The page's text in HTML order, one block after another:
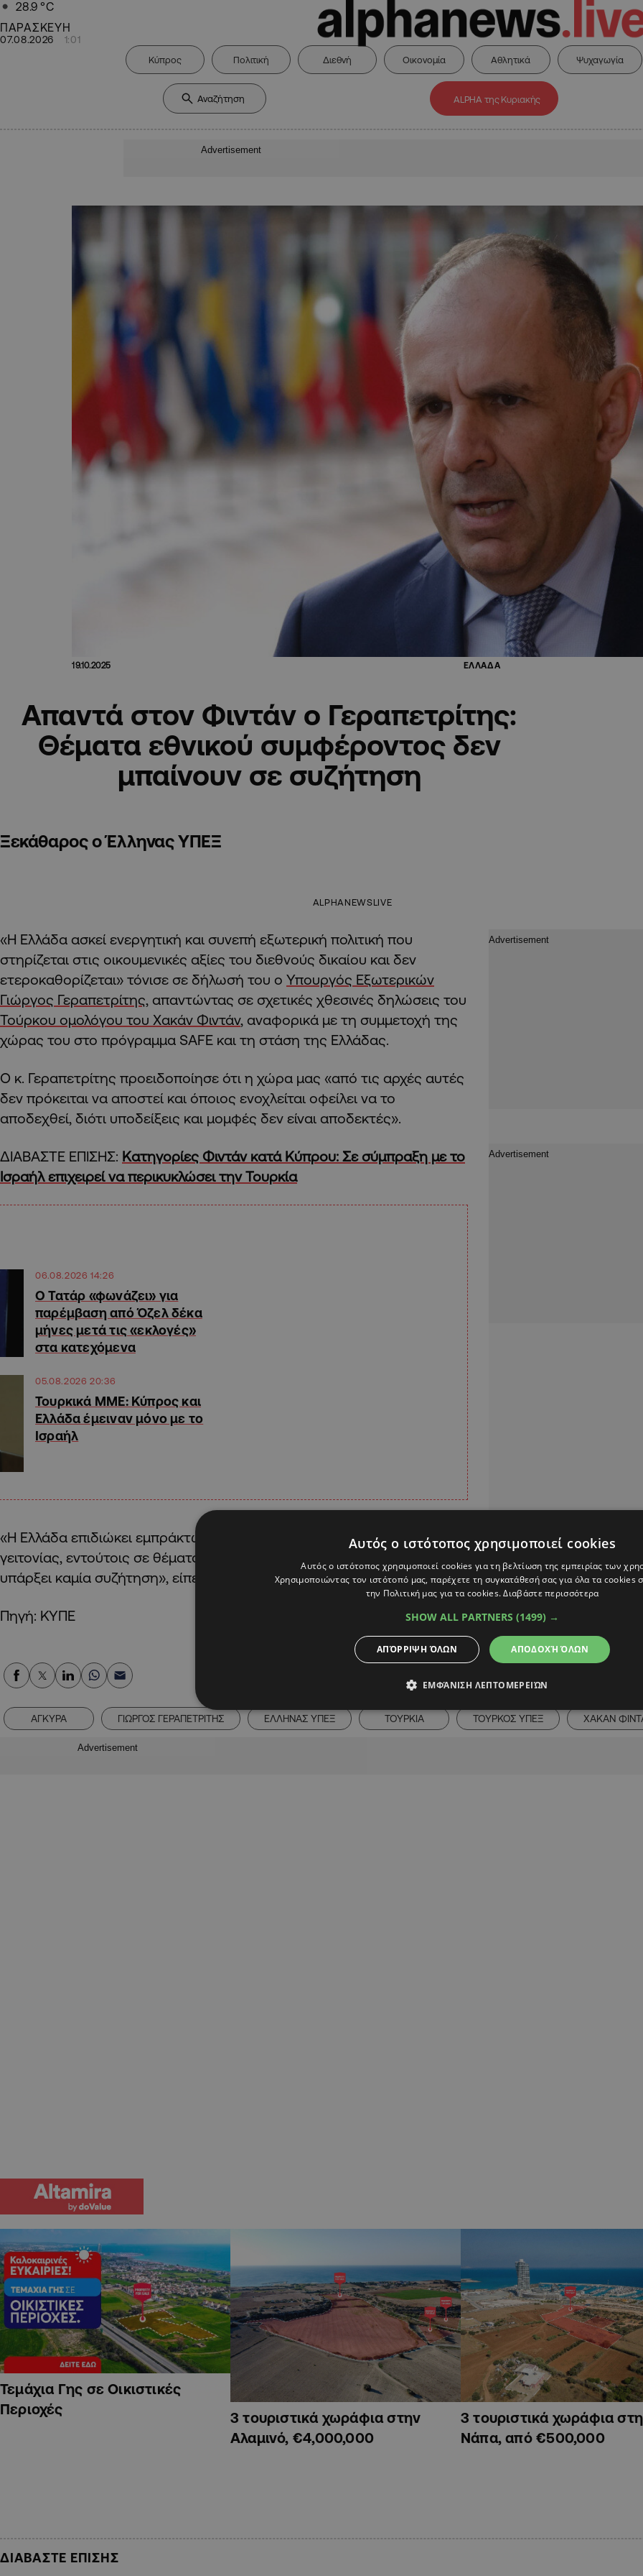
28.9 °C
ΠΑΡΑΣΚΕΥΗ
07.08.2026 1:01
Κύπρος Πολιτική Διεθνή Οικονομία Αθλητικά Ψυχαγωγία
ALPHA της Κυριακής
Advertisement
19.10.2025 ΕΛΛΑΔΑ
Απαντά στον Φιντάν ο Γεραπετρίτης:
Θέματα εθνικού συμφέροντος δεν
μπαίνουν σε συζήτηση
Ξεκάθαρος ο Έλληνας ΥΠΕΞ
ALPHANEWSLIVE
«Η Ελλάδα ασκεί ενεργητική και συνεπή εξωτερική πολιτική που
στηρίζεται στις οικουμενικές αξίες του διεθνούς δικαίου και δεν
ετεροκαθορίζεται» τόνισε σε δήλωσή του ο Υπουργός Εξωτερικών
Γιώργος Γεραπετρίτης , απαντώντας σε σχετικές χθεσινές δηλώσεις του
Τούρκου ομολόγου του Χακάν Φιντάν, αναφορικά με τη συμμετοχή της
χώρας του στο πρόγραμμα SAFE και τη στάση της Ελλάδας.
Ο κ. Γεραπετρίτης προειδοποίησε ότι η χώρα μας «από τις αρχές αυτές
δεν πρόκειται να αποστεί και όποιος ενοχλείται οφείλει να το
αποδεχθεί, διότι υποδείξεις και μομφές δεν είναι αποδεκτές».
ΔΙΑΒΑΣΤΕ ΕΠΙΣΗΣ: Κατηγορίες Φιντάν κατά Κύπρου: Σε σύμπραξη με το
Ισραήλ επιχειρεί να περικυκλώσει την Τουρκία
06.08.2026 14:26
Ο Τατάρ «φωνάζει» για
παρέμβαση από Όζελ δέκα
μήνες μετά τις «εκλογές»
στα κατεχόμενα
05.08.2026 20:36
Τουρκικά ΜΜΕ: Κύπρος και
Ελλάδα έμειναν μόνο με το
Ισραήλ
«Η Ελλάδα επιδιώκει εμπράκτως την ειρήνη και τις σχέσεις καλής
γειτονίας, εντούτοις σε θέματα εθνικού συμφέροντος, δεν μπορεί να
υπάρξει καμία συζήτηση», είπε καταλήγοντας.
Πηγή: KYΠΕ
ΑΓΚΥΡΑ ΓΙΩΡΓΟΣ ΓΕΡΑΠΕΤΡΙΤΗΣ ΕΛΛΗΝΑΣ ΥΠΕΞ ΤΟΥΡΚΙΑ ΤΟΥΡΚΟΣ ΥΠΕΞ ΧΑΚΑΝ
Advertisement
Τεμάχια Γης σε Οικιστικές
Περιοχές
3 τουριστικά χωράφια στην
Αλαμινό, €4,000,000
3 τουριστικά χωράφια
Νάπα, από €500,000
ΔΙΑΒΑΣΤΕ ΕΠΙΣΗΣ
Αυτός ο ιστότοπος χρησιμοποιεί cookies
Αυτός ο ιστότοπος χρησιμοποιεί cookies για τη βελτίωση της εμπειρίας των
Χρησιμοποιώντας τον ιστότοπό μας, παρέχετε τη συγκατάθεσή σας για όλα τα cookies
την Πολιτική μας για τα cookies.Διαβάστε περισσότερα
SHOW ALL PARTNERS (1499) →
ΑΠΟΔΟΧΉ ΌΛΩΝ
ΑΠΌΡΡΙΨΗ ΌΛΩΝ
ΕΜΦΆΝΙΣΗ ΛΕΠΤΟΜΕΡΕΙΏΝ